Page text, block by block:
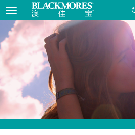
Toggle
navigation